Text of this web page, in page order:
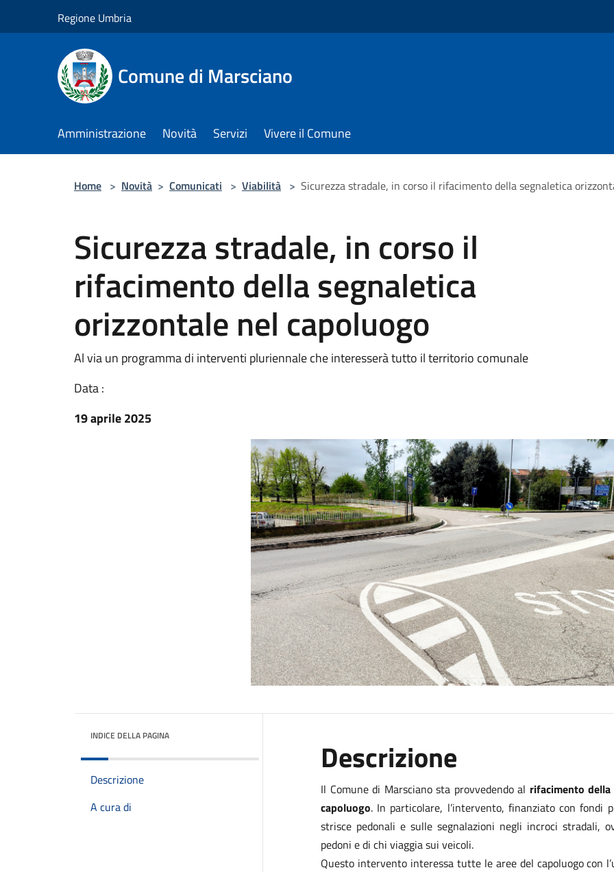
Regione Umbria
Comune di Marsciano
Amministrazione Novità Servizi Vivere il Comune
Home > Novità > Comunicati > Viabilità > Sicurezza stradale, in corso il rifacimento della segnaletica
Sicurezza stradale, in corso il
rifacimento della segnaletica
orizzontale nel capoluogo
Al via un programma di interventi pluriennale che interesserà tutto il territorio comunale
Data :
19 aprile 2025
INDICE DELLA PAGINA
Descrizione
A cura di
Descrizione
Il Comune di Marsciano sta provvedendo al rifacimento
capoluogo. In particolare, l’intervento, finanziato con fondi
strisce pedonali e sulle segnalazioni negli incroci stradali,
pedoni e di chi viaggia sui veicoli.
Questo intervento interessa tutte le aree del capoluogo con